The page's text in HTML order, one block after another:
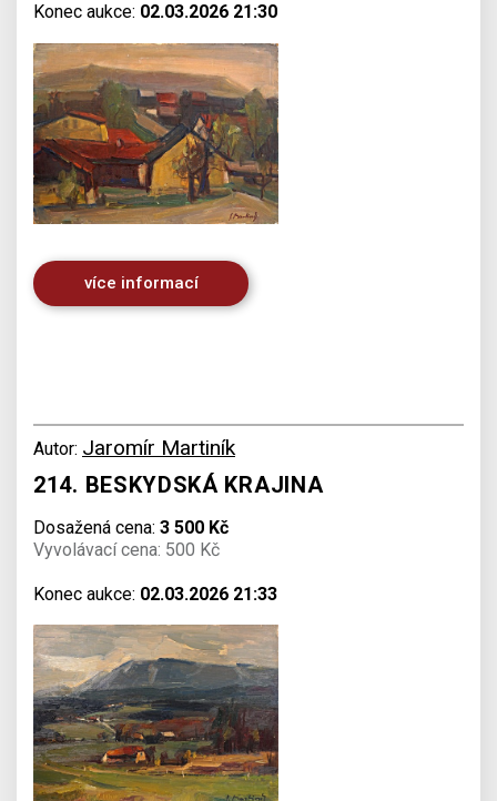
Konec aukce: 02.03.2026 21:30
více informací
Autor: Jaromír Martiník
214. BESKYDSKÁ KRAJINA
Dosažená cena: 3 500 Kč
Vyvolávací cena: 500 Kč
Konec aukce: 02.03.2026 21:33